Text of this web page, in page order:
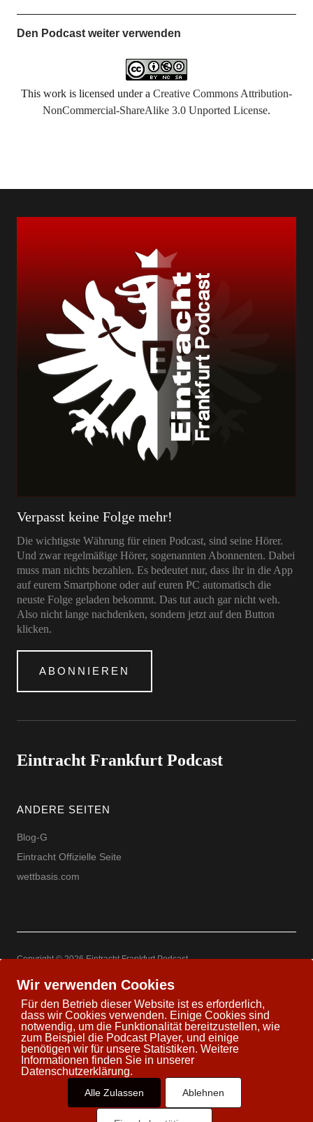
Den Podcast weiter verwenden
This work is licensed under a Creative Commons Attribution-
NonCommercial-ShareAlike 3.0 Unported License.
Verpasst keine Folge mehr!
Die wichtigste Währung für einen Podcast, sind seine Hörer.
Und zwar regelmäßige Hörer, sogenannten Abonnenten. Dabei
muss man nichts bezahlen. Es bedeutet nur, dass ihr in die App
auf eurem Smartphone oder auf euren PC automatisch die
neuste Folge geladen bekommt. Das tut auch gar nicht weh.
Also nicht lange nachdenken, sondern jetzt auf den Button
klicken.
ABONNIEREN
Eintracht Frankfurt Podcast
ANDERE SEITEN
Blog-G
Eintracht Offizielle Seite
wettbasis.com
Copyright © 2026 Eintracht Frankfurt Podcast
Theme: Uku byElmastudio
TwitterFacebook
Youtube
Google+
Wir verwenden Cookies
Für den Betrieb dieser Website ist es erforderlich,
dass wir Cookies verwenden. Einige Cookies sind
notwendig, um die Funktionalität bereitzustellen, wie
zum Beispiel die Podcast Player, und einige
benötigen wir für unsere Statistiken. Weitere
Informationen finden Sie in unserer
Datenschutzerklärung.
Alle Zulassen Ablehnen